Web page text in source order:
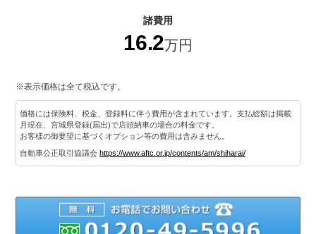
諸費用
16.2万円
※表示価格は全て税込です。
価格には保険料、税金、登録料に伴う費用が含まれています。支払総額は掲載
月現在、宮城県登録(届出)で店頭納車の場合の料金です。
お客様の御要望に基づくオプション等の費用は含みません。
自動車公正取引協議会https://www.aftc.or.jp/contents/am/shiharai/